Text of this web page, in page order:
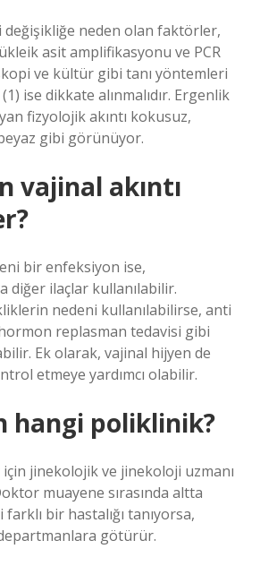
değişikliğe neden olan faktörler,
asit amplifikasyonu ve PCR
ve kültür gibi tanı yöntemleri
ise dikkate alınmalıdır. Ergenlik
fizyolojik akıntı kokusuz,
gibi görünüyor.
vajinal akıntı
bir enfeksiyon ise,
diğer ilaçlar kullanılabilir.
nedeni kullanılabilirse, anti
replasman tedavisi gibi
Ek olarak, vajinal hijyen de
etmeye yardımcı olabilir.
hangi poliklinik?
jinekolojik ve jinekoloji uzmanı
muayene sırasında altta
bir hastalığı tanıyorsa,
götürür.